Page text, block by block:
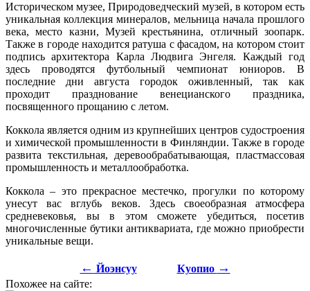
Историческом музее, Природоведческий музей, в котором есть
уникальная коллекция минералов, мельница начала прошлого
века, место казни, Музей крестьянина, отличный зоопарк.
Также в городе находится ратуша с фасадом, на котором стоит
подпись архитектора Карла Людвига Энгеля. Каждый год
здесь проводятся футбольный чемпионат юниоров. В
последние дни августа городок оживленный, так как
проходит празднование венецианского праздника,
посвященного прощанию с летом.
Коккола является одним из крупнейших центров судостроения
и химической промышленности в Финляндии. Также в городе
развита текстильная, деревообрабатывающая, пластмассовая
промышленность и металлообработка.
Коккола – это прекрасное местечко, прогулки по которому
унесут вас вглубь веков. Здесь своеобразная атмосфера
средневековья, вы в этом сможете убедиться, посетив
многочисленные бутики антиквариата, где можно приобрести
уникальные вещи.
← Йоэнсуу Куопио →
Похожее на сайте: